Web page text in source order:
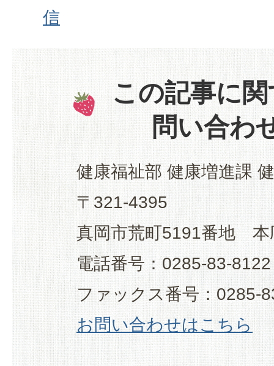
信
この記事に
問い合わ
健康福祉部 健康増進課
〒321-4395
真岡市荒町5191番地 本
電話番号：0285-83-8122
ファックス番号：0285-
お問い合わせはこちら